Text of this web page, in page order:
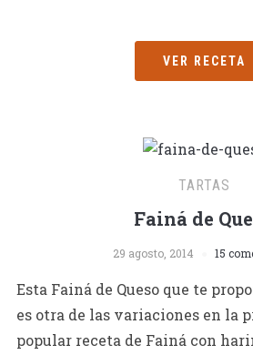
VER RECETA
TARTAS
Fainá de
29 agosto, 2014 15
Esta Fainá de Queso que te
es otra de las variaciones en la
popular receta de Fainá con